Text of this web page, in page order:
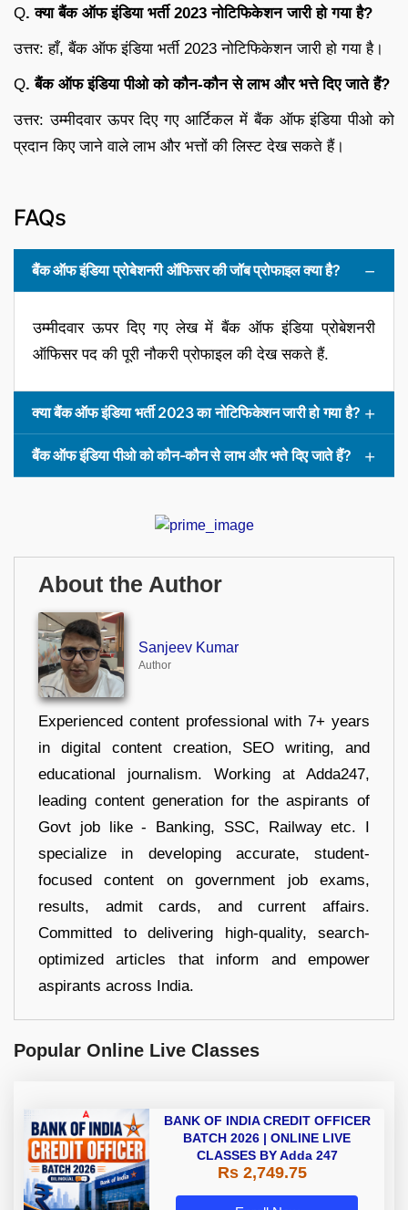
Q. क्या बैंक ऑफ इंडिया भर्ती 2023 नोटिफिकेशन जारी हो गया है?
उत्तर: हाँ, बैंक ऑफ इंडिया भर्ती 2023 नोटिफिकेशन जारी हो गया है।
Q. बैंक ऑफ इंडिया पीओ को कौन-कौन से लाभ और भत्ते दिए जाते हैं?
उत्तर: उम्मीदवार ऊपर दिए गए आर्टिकल में बैंक ऑफ इंडिया पीओ को
प्रदान किए जाने वाले लाभ और भत्तों की लिस्ट देख सकते हैं।
FAQs
बैंक ऑफ इंडिया प्रोबेशनरी ऑफिसर की जॉब प्रोफाइल क्या है?
उम्मीदवार ऊपर दिए गए लेख में बैंक ऑफ इंडिया प्रोबेशनरी
ऑफिसर पद की पूरी नौकरी प्रोफाइल की देख सकते हैं.
क्या बैंक ऑफ इंडिया भर्ती 2023 का नोटिफिकेशन जारी हो गया है?
बैंक ऑफ इंडिया पीओ को कौन-कौन से लाभ और भत्ते दिए जाते हैं?
About the Author
Sanjeev Kumar
Author
Experienced content professional with 7+ years
in digital content creation, SEO writing, and
educational journalism. Working at Adda247,
leading content generation for the aspirants of
Govt job like - Banking, SSC, Railway etc. I
specialize in developing accurate, student-
focused content on government job exams,
results, admit cards, and current affairs.
Committed to delivering high-quality, search-
optimized articles that inform and empower
aspirants across India.
Popular Online Live Classes
BANK OF INDIA CREDIT OFFICER
BATCH 2026 | ONLINE LIVE
CLASSES BY Adda 247
Rs 2,749.75